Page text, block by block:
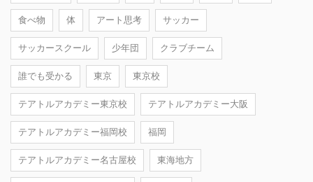
食べ物 体 アート思考 サッカー
サッカースクール 少年団 クラブチーム
誰でも受かる 東京 東京校
テアトルアカデミー東京校 テアトルアカデミー大阪
テアトルアカデミー福岡校 福岡
テアトルアカデミー名古屋校 東海地方